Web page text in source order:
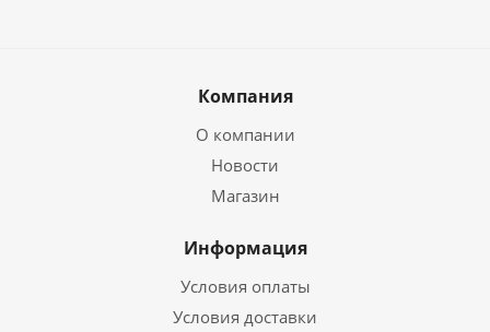
Компания
О компании
Новости
Магазин
Информация
Условия оплаты
Условия доставки